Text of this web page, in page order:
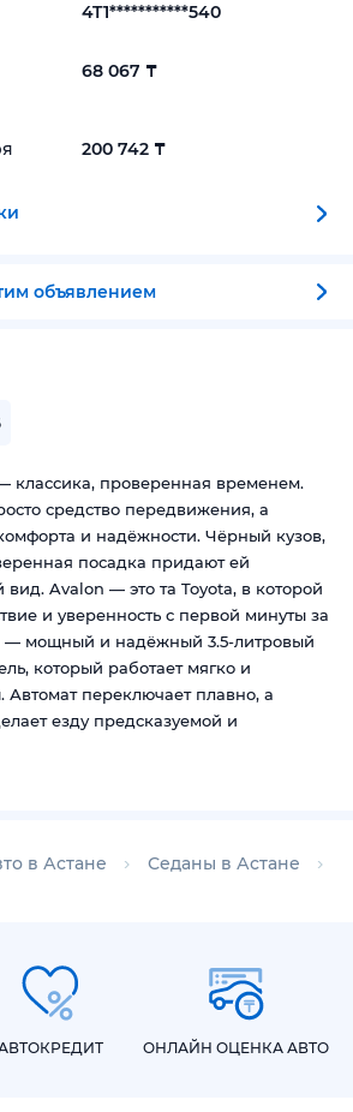
4T1***********540
68 067 ₸
200 742 ₸
объявлением
классика, проверенная временем.
средство передвижения, а
и надёжности. Чёрный кузов,
посадка придают ей
Avalon — это та Toyota, в которой
и уверенность с первой минуты за
— мощный и надёжный 3.5-литровый
который работает мягко и
Автомат переключает плавно, а
езду предсказуемой и
год за годом. Если хочешь машину
и душой — этот Avalon именно
ощущение уверенности, когда
в Астане Седаны в Астане
ОНЛАЙН ОЦЕНКА АВТО